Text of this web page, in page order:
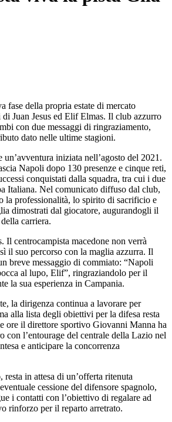
fase della propria estate di mercato
Juan Jesus ed Elif Elmas. Il club azzurro
con due messaggi di ringraziamento,
dato nelle ultime stagioni.
un’avventura iniziata nell’agosto del 2021.
Napoli dopo 130 presenze e cinque reti,
conquistati dalla squadra, tra cui i due
Italiana. Nel comunicato diffuso dal club,
la professionalità, lo spirito di sacrificio e
dimostrati dal giocatore, augurandogli il
carriera.
Il centrocampista macedone non verrà
il suo percorso con la maglia azzurra. Il
breve messaggio di commiato: “Napoli
al lupo, Elif”, ringraziandolo per il
la sua esperienza in Campania.
la dirigenza continua a lavorare per
alla lista degli obiettivi per la difesa resta
ore il direttore sportivo Giovanni Manna ha
con l’entourage del centrale della Lazio nel
e anticipare la concorrenza
in attesa di un’offerta ritenuta
cessione del difensore spagnolo,
i contatti con l’obiettivo di regalare ad
rinforzo per il reparto arretrato.